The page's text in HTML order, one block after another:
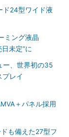
ド24型ワイド液
ミング液晶
未定”に
ー、世界初の35
レイ
＋パネル採用
も備えた27型フ